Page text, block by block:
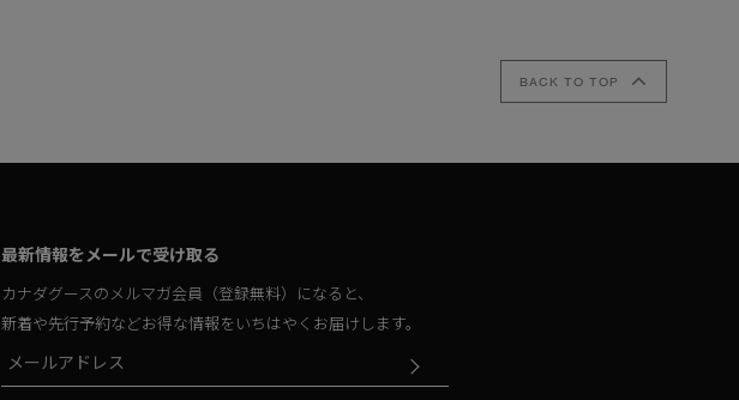
BACK TO TOP
最新情報をメールで受け取る
カナダグースのメルマガ会員（登録無料）になると、
新着や先行予約などお得な情報をいちはやくお届けします。